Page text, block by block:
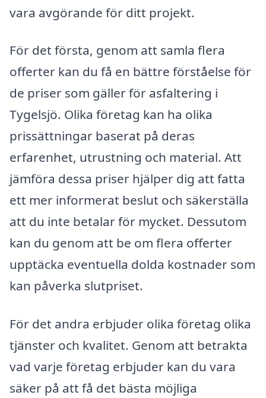
vara avgörande för ditt projekt.
För det första, genom att samla flera
offerter kan du få en bättre förståelse för
de priser som gäller för asfaltering i
Tygelsjö. Olika företag kan ha olika
prissättningar baserat på deras
erfarenhet, utrustning och material. Att
jämföra dessa priser hjälper dig att fatta
ett mer informerat beslut och säkerställa
att du inte betalar för mycket. Dessutom
kan du genom att be om flera offerter
upptäcka eventuella dolda kostnader som
kan påverka slutpriset.
För det andra erbjuder olika företag olika
tjänster och kvalitet. Genom att betrakta
vad varje företag erbjuder kan du vara
säker på att få det bästa möjliga